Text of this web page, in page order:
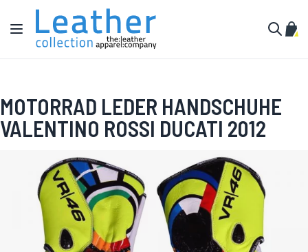
Zum Inhalt springen
Navigation umschalten
MOTORRAD LEDER HANDSCHUHE
VALENTINO ROSSI DUCATI 2012